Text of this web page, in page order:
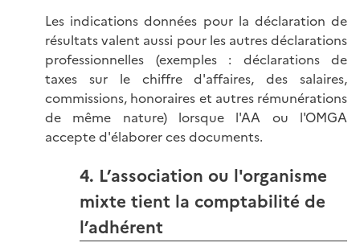
Les indications données pour la déclaration de
résultats valent aussi pour les autres déclarations
professionnelles (exemples : déclarations de
taxes sur le chiffre d'affaires, des salaires,
commissions, honoraires et autres rémunérations
de même nature) lorsque l'AA ou l'OMGA
accepte d'élaborer ces documents.
4. L’association ou l'organisme
mixte tient la comptabilité de
l’adhérent